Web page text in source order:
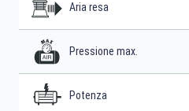
Aria resa
Pressione max.
Potenza